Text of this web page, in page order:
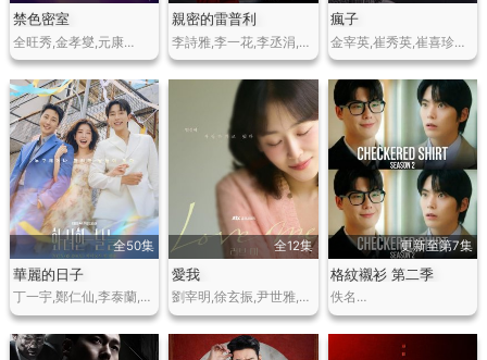
禁色密室
全旺秀,金孝燮,元康…
親密的雷普利
李詩雅,李一花,李丞涓,薛正煥,韓基雄,李孝娜…
瘋子
金宰英,崔秀英,崔喜珍…
全50集
華麗的日子
丁一宇,鄭仁仙,李泰蘭,尹賢旻,千虎珍,潘孝貞,尹周相…
全12集
愛我
劉宰明,徐玄振,尹世雅,金多賢,李施宇,張慄…
更新至第7集
格紋襯衫 第二季
佚名…